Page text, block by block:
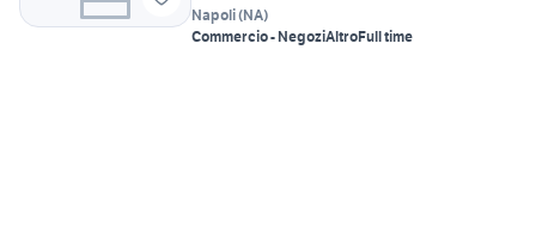
Napoli(NA)
Commercio - NegoziAltroFull time